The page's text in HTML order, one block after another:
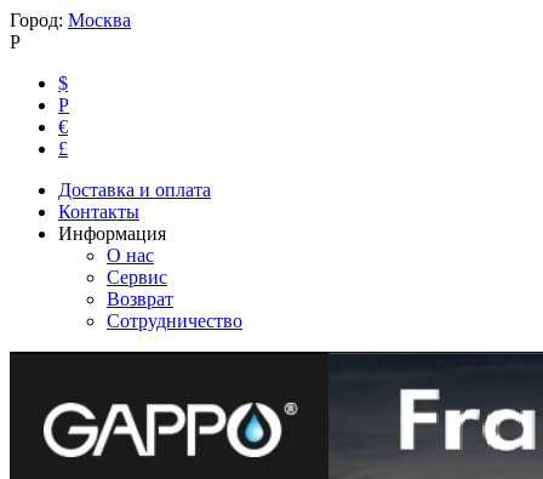
Город: Москва
Р
$
Р
€
£
Доставка и оплата
Контакты
Информация
О нас
Сервис
Возврат
Сотрудничество